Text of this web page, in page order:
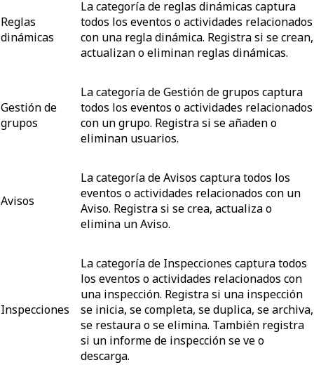
Reglas
dinámicas
La categoría de reglas dinámicas captura
todos los eventos o actividades relacionados
con una regla dinámica. Registra si se crean,
actualizan o eliminan reglas dinámicas.
Gestión de
grupos
La categoría de Gestión de grupos captura
todos los eventos o actividades relacionados
con un grupo. Registra si se añaden o
eliminan usuarios.
Avisos
La categoría de Avisos captura todos los
eventos o actividades relacionados con un
Aviso. Registra si se crea, actualiza o
elimina un Aviso.
Inspecciones
La categoría de Inspecciones captura todos
los eventos o actividades relacionados con
una inspección. Registra si una inspección
se inicia, se completa, se duplica, se archiva,
se restaura o se elimina. También registra
si un informe de inspección se ve o
descarga.